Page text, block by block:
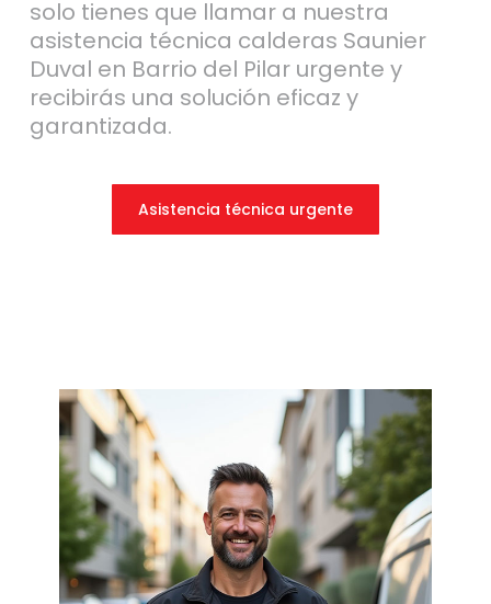
solo tienes que llamar a nuestra
asistencia técnica calderas Saunier
Duval en Barrio del Pilar urgente y
recibirás una solución eficaz y
garantizada.
Asistencia técnica urgente